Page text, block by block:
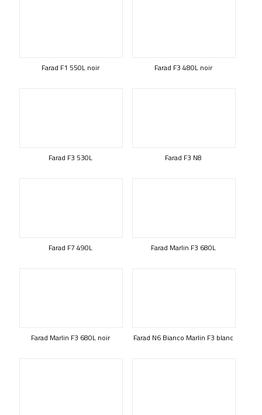
Farad F1 550L noir Farad F3 480L noir
Farad F3 530L Farad F3 N8
Farad F7 490L Farad Marlin F3 680L
Farad Marlin F3 680L noir Farad N6 Bianco Marlin F3 blanc